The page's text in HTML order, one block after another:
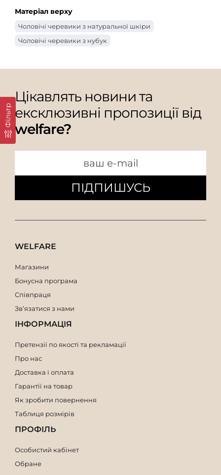
Фільтр
Матеріал верху
Чоловічі черевики з натуральної шкіри
Чоловічі черевики з нубук
Цікавлять новини та
ексклюзивні пропозиції від
welfare?
ПІДПИШУСЬ
WELFARE
Магазини
Бонусна програма
Співпраця
Зв’язатися з нами
ІНФОРМАЦІЯ
Претензії по якості та рекламації
Про нас
Доставка і оплата
Гарантії на товар
Як зробити повернення
Таблиця розмірів
ПРОФІЛЬ
Особистий кабінет
Обране